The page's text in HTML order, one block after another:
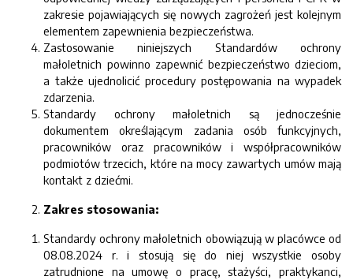
zakresie pojawiających się nowych zagrożeń jest kolejnym
elementem zapewnienia bezpieczeństwa.
Zastosowanie niniejszych Standardów ochrony
małoletnich powinno zapewnić bezpieczeństwo dzieciom,
a także ujednolicić procedury postępowania na wypadek
zdarzenia.
Standardy ochrony małoletnich są jednocześnie
dokumentem określającym zadania osób funkcyjnych,
pracowników oraz pracowników i współpracowników
podmiotów trzecich, które na mocy zawartych umów mają
kontakt z dziećmi.
Zakres stosowania:
Standardy ochrony małoletnich obowiązują w placówce od
08.08.2024 r. i stosują się do niej wszystkie osoby
zatrudnione na umowę o pracę, stażyści, praktykanci,